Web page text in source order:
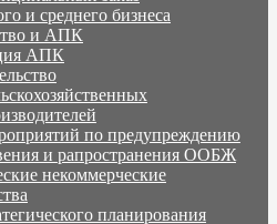
и среднего бизнеса
и АПК
АПК
по предупреждению
и рапространения ООБЖ
некоммерческие
планирования